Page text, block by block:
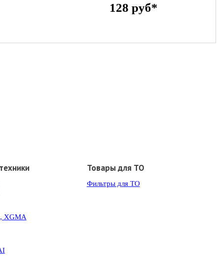
128 руб*
XGMA
Товары для ТО
Фильтры для ТО